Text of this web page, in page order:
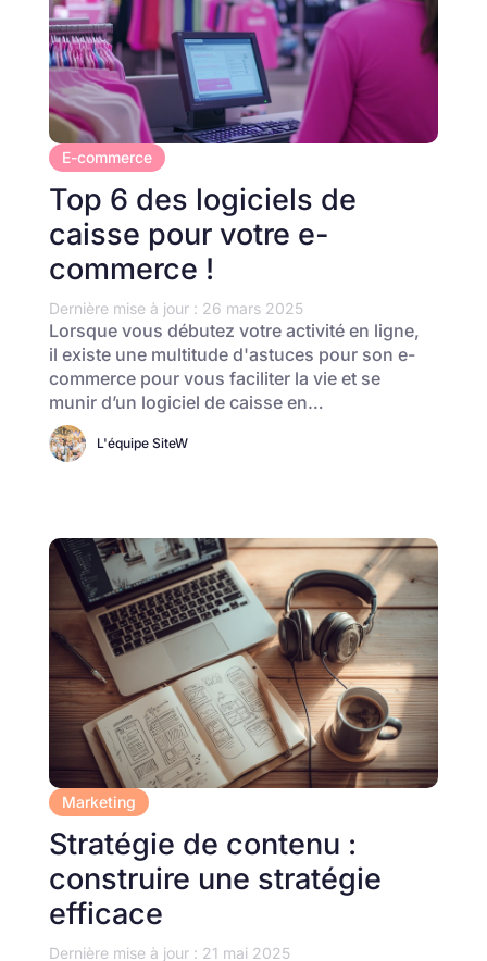
E-commerce
Top 6 des logiciels de
caisse pour votre e-
commerce !
Dernière mise à jour : 26 mars 2025
Lorsque vous débutez votre activité en ligne,
il existe une multitude d'astuces pour son e-
commerce pour vous faciliter la vie et se
munir d’un logiciel de caisse en…
L'équipe SiteW
Marketing
Stratégie de contenu :
construire une stratégie
efficace
Dernière mise à jour : 21 mai 2025